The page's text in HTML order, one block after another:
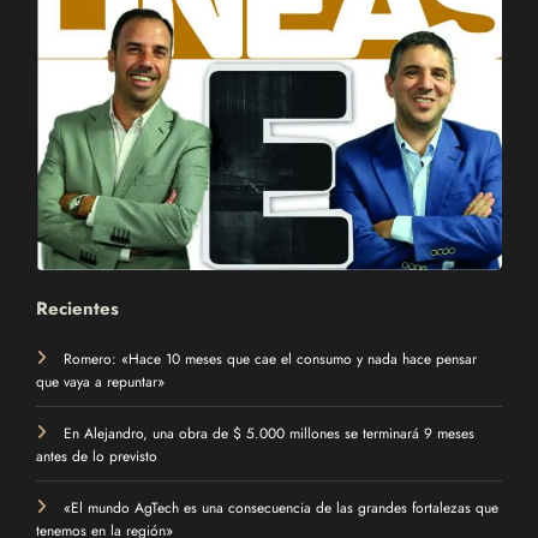
Recientes
Romero: «Hace 10 meses que cae el consumo y nada hace pensar
que vaya a repuntar»
En Alejandro, una obra de $ 5.000 millones se terminará 9 meses
antes de lo previsto
«El mundo AgTech es una consecuencia de las grandes fortalezas que
tenemos en la región»